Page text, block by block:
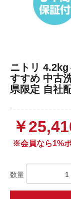
ニトリ
すすめ 中古
県限定 自社
￥
※会員なら1%
数量